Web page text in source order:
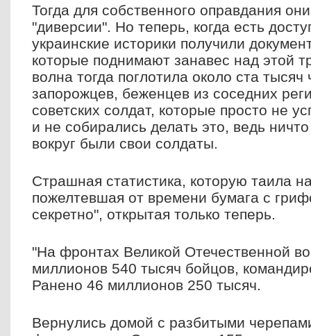
Тогда для собственного оправдания
"диверсии". Но теперь, когда есть
украинские историки получили
которые поднимают занавес над этой
волна тогда поглотила около ста тысяч
запорожцев, беженцев из соседних
советских солдат, которые просто не
и не собирались делать это, ведь
вокруг были свои солдаты.
Cтрашная статистика, которую таила
пожелтевшая от времени бумага с
секретно", открытая только теперь.
"На фронтах Великой Отечественной
миллионов 540 тысяч бойцов,
Ранено 46 миллионов 250 тысяч.
Вернулись домой с разбитыми